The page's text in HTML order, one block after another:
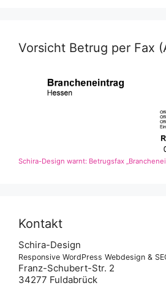
Vorsicht Betrug per Fax
Schira-Design warnt: Betrugsfax
Kontakt
Schira-Design
Responsive WordPress Webdesign &
Franz-Schubert-Str. 2
34277 Fuldabrück